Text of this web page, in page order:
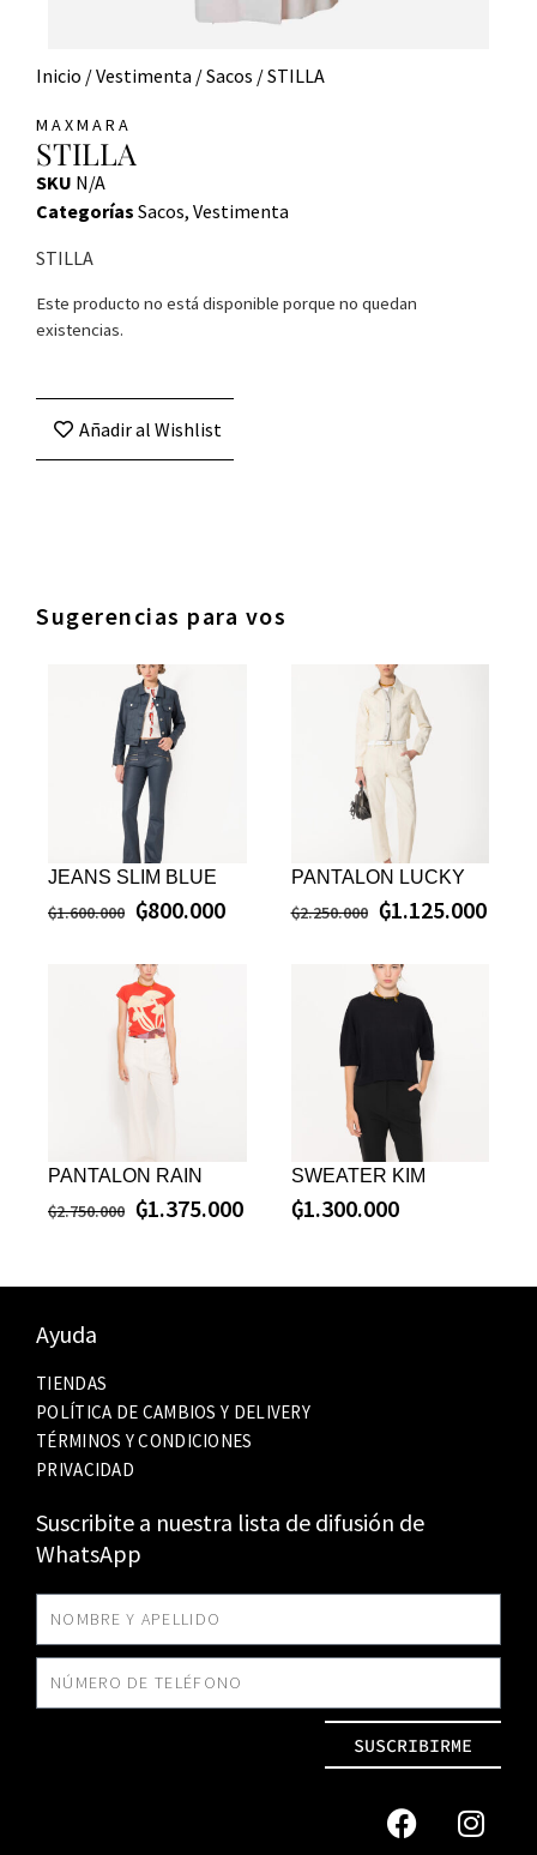
Inicio /Vestimenta /Sacos / STILLA
MAXMARA
STILLA
SKU N/A
Categorías Sacos, Vestimenta
STILLA
Este producto no está disponible porque no quedan
existencias.
Añadir al Wishlist
Sugerencias para vos
JEANS SLIM BLUE
₲1.600.000 ₲800.000
PANTALON LUCKY
₲2.250.000 ₲1.125.000
PANTALON RAIN
₲2.750.000 ₲1.375.000
SWEATER KIM
₲1.300.000
Ayuda
TIENDAS
POLÍTICA DE CAMBIOS Y DELIVERY
TÉRMINOS Y CONDICIONES
PRIVACIDAD
Suscribite a nuestra lista de difusión de
WhatsApp
SUSCRIBIRME